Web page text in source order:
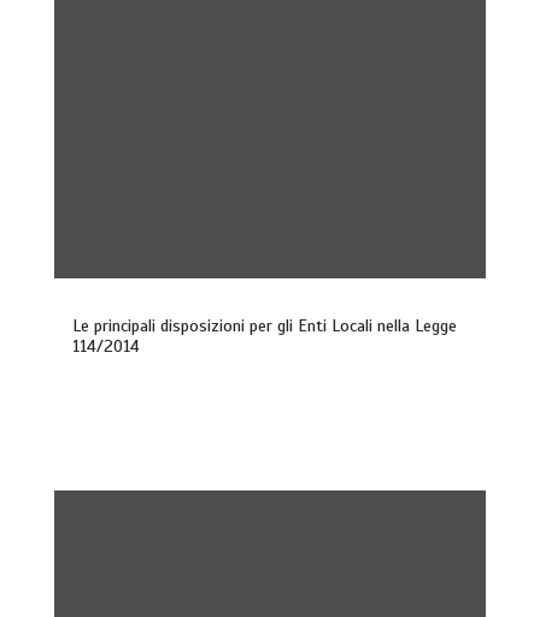
Le principali disposizioni per gli Enti Locali nella Legge
114/2014